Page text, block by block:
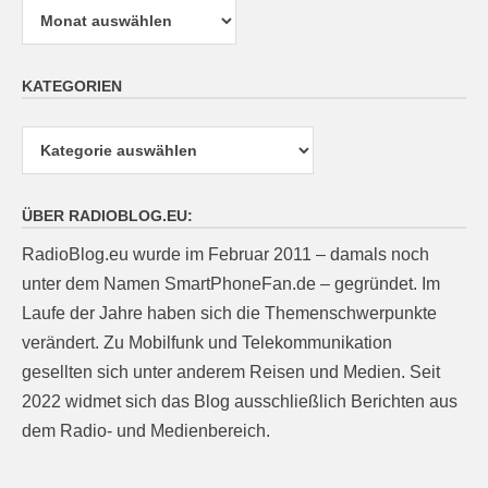
KATEGORIEN
ÜBER RADIOBLOG.EU:
RadioBlog.eu wurde im Februar 2011 – damals noch
unter dem Namen SmartPhoneFan.de – gegründet. Im
Laufe der Jahre haben sich die Themenschwerpunkte
verändert. Zu Mobilfunk und Telekommunikation
gesellten sich unter anderem Reisen und Medien. Seit
2022 widmet sich das Blog ausschließlich Berichten aus
dem Radio- und Medienbereich.